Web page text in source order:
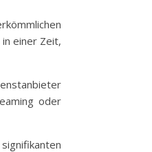
einer Zeit,
oder